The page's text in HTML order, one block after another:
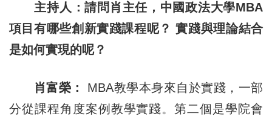
主持人：請問肖主任，中國政法大學MBA
項目有哪些創新實踐課程呢？ 實踐與理論結合
是如何實現的呢？
肖富榮：
MBA教學本身來自於實踐，一部
分從課程角度案例教學實踐。第二個是學院會